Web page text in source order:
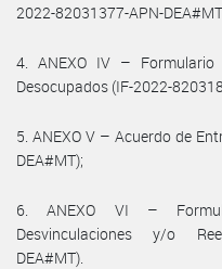
2022-82031377-APN-
4. ANEXO IV – Formulario
Desocupados (IF-2022-
5. ANEXO V – Acuerdo de
DEA#MT);
6. ANEXO VI –
Desvinculaciones y/o
DEA#MT).